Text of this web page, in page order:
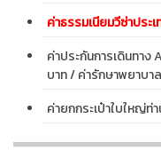
ค่าธรรมเนียมวีซ่าประเ
ค่าประกันการเดินทา
บาท / ค่ารักษาพยาบ
ค่ายกกระเป๋าใบใหญ่ท่